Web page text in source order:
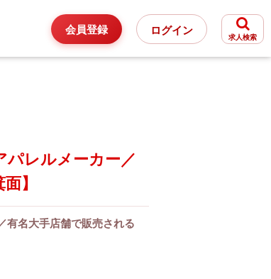
会員登録 ログイン
求人検索
パレルメーカー／
】
有名大手店舗で販売される